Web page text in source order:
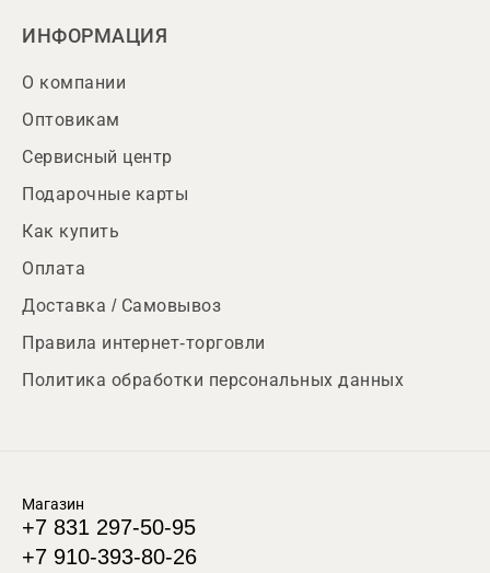
ИНФОРМАЦИЯ
О компании
Оптовикам
Сервисный центр
Подарочные карты
Как купить
Оплата
Доставка / Самовывоз
Правила интернет-торговли
Политика обработки персональных данных
Магазин
+7 831 297-50-95
+7 910-393-80-26